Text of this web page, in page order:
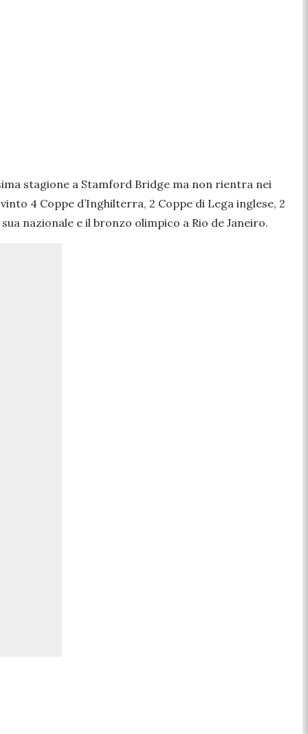
stagione a Stamford Bridge ma non rientra nei
4 Coppe d’Inghilterra, 2 Coppe di Lega inglese, 2
nazionale e il bronzo olimpico a Rio de Janeiro.